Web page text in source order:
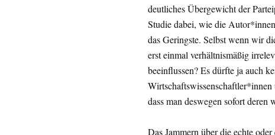
deutliches Übergewicht der
Studie dabei, wie die
das Geringste. Selbst wenn wir
erst einmal verhältnismäßig
beeinflussen? Es dürfte ja auch
dass man deswegen sofort
Das Jammern über die echte